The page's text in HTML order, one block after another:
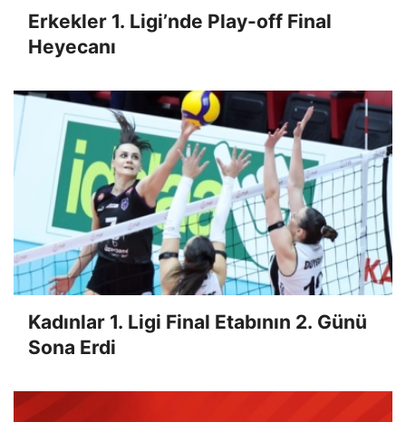
Erkekler 1. Ligi’nde Play-off Final
Heyecanı
Kadınlar 1. Ligi Final Etabının 2. Günü
Sona Erdi